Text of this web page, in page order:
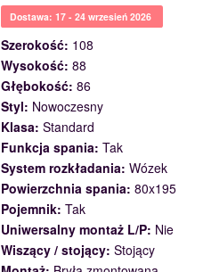
Dostawa: 17 - 24 wrzesień 2026
Szerokość: 108
Wysokość: 88
Głębokość: 86
Styl: Nowoczesny
Klasa: Standard
Funkcja spania: Tak
System rozkładania: Wózek
Powierzchnia spania: 80x195
Pojemnik: Tak
Uniwersalny montaż L/P: Nie
Wiszący / stojący: Stojący